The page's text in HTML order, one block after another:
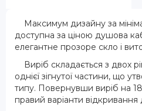
Максимум дизайну за
доступна за ціною душова
елегантне прозоре скло і
Виріб складається з двох
однієї зігнутої частини, що
типу. Повернувши виріб на
правий варіанти відкривання